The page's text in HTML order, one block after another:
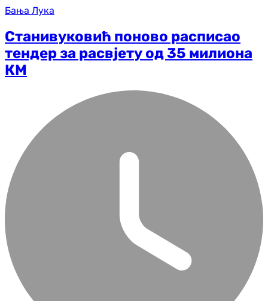
Бања Лука
Станивуковић поново расписао
тендер за расвјету од 35 милиона
КМ